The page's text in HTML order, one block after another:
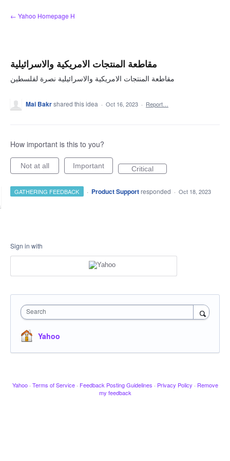
Skip
to
← Yahoo Homepage H
مقاطعة المنتجات الامريكية والاسرائيلية
مقاطعة المنتجات الامريكية والاسرائيلية نصرة لفلسطين
Mai Bakrshared this idea · Oct 16, 2023 · Report…
How important is this to you?
Not at all Important Critical
GATHERING FEEDBACK · Product Support responded · Oct 18, 2023
Sign in with
Search
Yahoo
Yahoo · Terms of Service · Feedback Posting Guidelines · Privacy Policy · Remove
my feedback